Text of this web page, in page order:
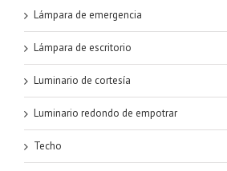
Lámpara de emergencia
Lámpara de escritorio
Luminario de cortesía
Luminario redondo de empotrar
Techo